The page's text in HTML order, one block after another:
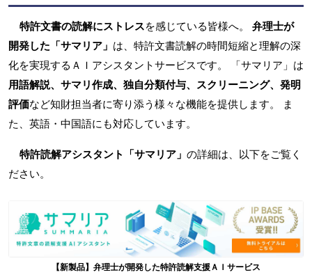
特許文書の読解にストレスを感じている皆様へ。 弁理士が
開発した「サマリア」 は、特許文書読解の時間短縮と理解の深
化を実現するＡＩアシスタントサービスです。 「サマリア」は
用語解説、サマリ作成、独自分類付与、スクリーニング、発明
評価など知財担当者に寄り添う様々な機能を提供します。 ま
た、英語・中国語にも対応しています。
特許読解アシスタント「サマリア」 の詳細は、以下をご覧く
ださい。
【新製品】弁理士が開発した特許読解支援ＡＩサービス